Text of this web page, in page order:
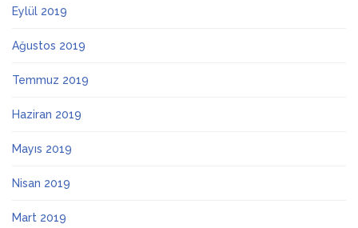
Eylül 2019
Ağustos 2019
Temmuz 2019
Haziran 2019
Mayıs 2019
Nisan 2019
Mart 2019